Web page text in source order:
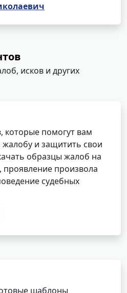
исков и других
помогут вам
и защитить свои
образцы жалоб на
проявление произвола
судебных
шаблоны